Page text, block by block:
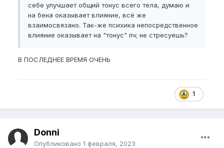
себе улучшает общий тонус всего тела, думаю и
на бена оказывает влияние, всё же
взаимосвязано. Так-же психика непосредственное
влияние оказывает на "тонус" пч; не стресуешь?
В ПОСЛЕДНЕЕ ВРЕМЯ ОЧЕНЬ
1
Donni
Опубликовано 1 февраля, 2023